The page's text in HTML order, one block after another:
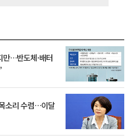
만…반도체·배터
소리 수렴…이달